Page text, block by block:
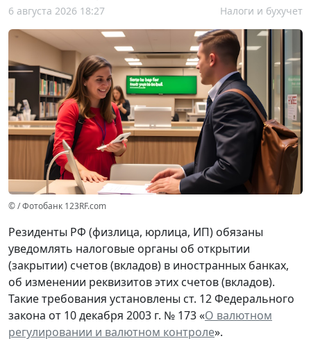
6 августа 2026 18:27 Налоги и бухучет
© / Фотобанк 123RF.com
Резиденты РФ (физлица, юрлица, ИП) обязаны
уведомлять налоговые органы об открытии
(закрытии) счетов (вкладов) в иностранных банках,
об изменении реквизитов этих счетов (вкладов).
Такие требования установлены ст. 12 Федерального
закона от 10 декабря 2003 г. № 173 «О валютном
регулировании и валютном контроле».